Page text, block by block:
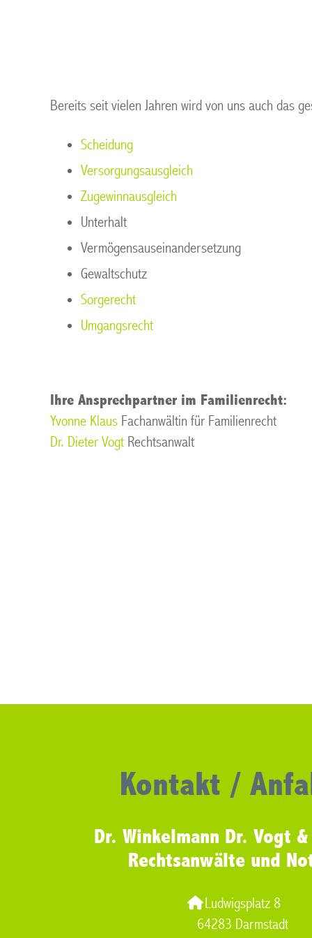
Bereits seit vielen Jahren wird von uns auch das
Scheidung
Versorgungsausgleich
Zugewinnausgleich
Unterhalt
Vermögensauseinandersetzung
Gewaltschutz
Sorgerecht
Umgangsrecht
Ihre Ansprechpartner im Familienrecht:
Yvonne Klaus Fachanwältin für Familienrecht
Dr. Dieter Vogt Rechtsanwalt
Kontakt /
Dr. Winkelmann Dr. Vogt
Rechtsanwälte und
Ludwigsplatz 8
64283 Darmstadt